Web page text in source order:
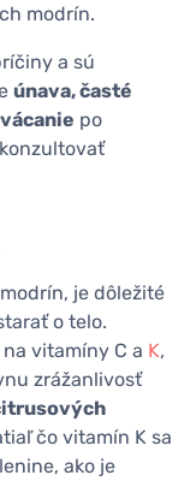
modrín.
a sú
únava, časté
po
je dôležité
o telo.
vitamíny C a K,
zrážanlivosť
čo vitamín K sa
ako je